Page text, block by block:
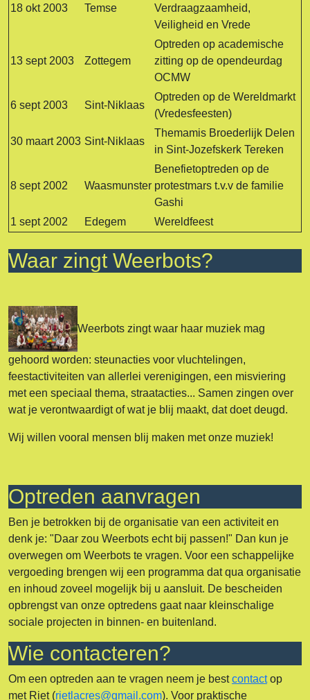
18 okt 2003 Temse
Verdraagzaamheid,
Veiligheid en Vrede
13 sept 2003 Zottegem
Optreden op academische
zitting op de opendeurdag
OCMW
6 sept 2003 Sint-Niklaas
Optreden op de Wereldmarkt
(Vredesfeesten)
30 maart 2003 Sint-Niklaas
Themamis Broederlijk Delen
in Sint-Jozefskerk Tereken
8 sept 2002 Waasmunster
Benefietoptreden op de
protestmars t.v.v de familie
Gashi
1 sept 2002
Edegem Wereldfeest
Waar zingt Weerbots?
Weerbots zingt waar haar muziek mag
gehoord worden: steunacties voor vluchtelingen,
feestactiviteiten van allerlei verenigingen, een misviering
met een speciaal thema, straatacties... Samen zingen over
wat je verontwaardigt of wat je blij maakt, dat doet deugd.
Wij willen vooral mensen blij maken met onze muziek!
Optreden aanvragen
Ben je betrokken bij de organisatie van een activiteit en
denk je: "Daar zou Weerbots echt bij passen!" Dan kun je
overwegen om Weerbots te vragen. Voor een schappelijke
vergoeding brengen wij een programma dat qua organisatie
en inhoud zoveel mogelijk bij u aansluit. De bescheiden
opbrengst van onze optredens gaat naar kleinschalige
sociale projecten in binnen- en buitenland.
Wie contacteren?
Om een optreden aan te vragen neem je bestcontactop
met Riet (rietlacres@gmail.com). Voor praktische